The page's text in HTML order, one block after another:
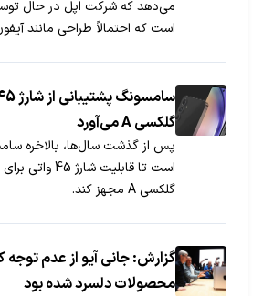
می‌دهد که شرکت اپل در حال
است که احتمالاً طراحی مانند آیفون 10 خواهد
گلکسی A می‌آورد
پس از گذشت سال‌ها، بالاخره
است تا قابلیت
گلکسی A مجهز کند.
گزارش: جانی آیو از عدم توجه
محصولات دلسرد شده بود